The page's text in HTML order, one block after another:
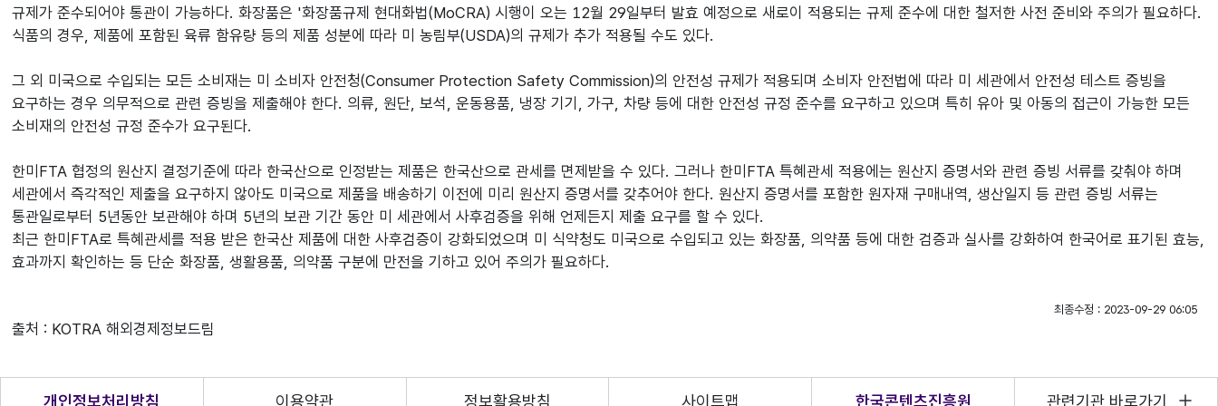
규제가 준수되어야 통관이 가능하다. 화장품은 '화장품규제 현대화법(MoCRA) 시행이 오는 12월 29일부터 발효 예정으로 새로이 적용되는 규제 준수에 대한 철저한 사전 준비와 주의가 필요하다.
식품의 경우, 제품에 포함된 육류 함유량 등의 제품 성분에 따라 미 농림부(USDA)의 규제가 추가 적용될 수도 있다.
그 외 미국으로 수입되는 모든 소비재는 미 소비자 안전청(Consumer Protection Safety Commission)의 안전성 규제가 적용되며 소비자 안전법에 따라 미 세관에서 안전성 테스트 증빙을
요구하는 경우 의무적으로 관련 증빙을 제출해야 한다. 의류, 원단, 보석, 운동용품, 냉장 기기, 가구, 차량 등에 대한 안전성 규정 준수를 요구하고 있으며 특히 유아 및 아동의 접근이 가능한 모든
소비재의 안전성 규정 준수가 요구된다.
한미FTA 협정의 원산지 결정기준에 따라 한국산으로 인정받는 제품은 한국산으로 관세를 면제받을 수 있다. 그러나 한미FTA 특혜관세 적용에는 원산지 증명서와 관련 증빙 서류를 갖춰야 하며
세관에서 즉각적인 제출을 요구하지 않아도 미국으로 제품을 배송하기 이전에 미리 원산지 증명서를 갖추어야 한다. 원산지 증명서를 포함한 원자재 구매내역, 생산일지 등 관련 증빙 서류는
통관일로부터 5년동안 보관해야 하며 5년의 보관 기간 동안 미 세관에서 사후검증을 위해 언제든지 제출 요구를 할 수 있다.
최근 한미FTA로 특혜관세를 적용 받은 한국산 제품에 대한 사후검증이 강화되었으며 미 식약청도 미국으로 수입되고 있는 화장품, 의약품 등에 대한 검증과 실사를 강화하여 한국어로 표기된 효능,
효과까지 확인하는 등 단순 화장품, 생활용품, 의약품 구분에 만전을 기하고 있어 주의가 필요하다.
최종수정 : 2023-09-29 06:05
출처 : KOTRA 해외경제정보드림
개인정보처리방침 이용약관 정보활용방침 사이트맵 한국콘텐츠진흥원 관련기관 바로가기